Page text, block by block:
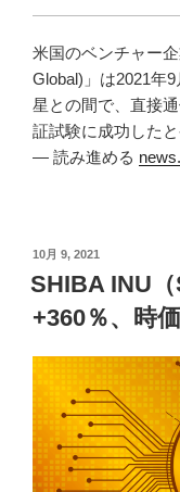
米国のベンチャー
Global)」は2021年
星との間で、直接
証試験に成功したと
— 読み進める
投
日:
10月 9, 2021
SHIBA INU
+360％、時